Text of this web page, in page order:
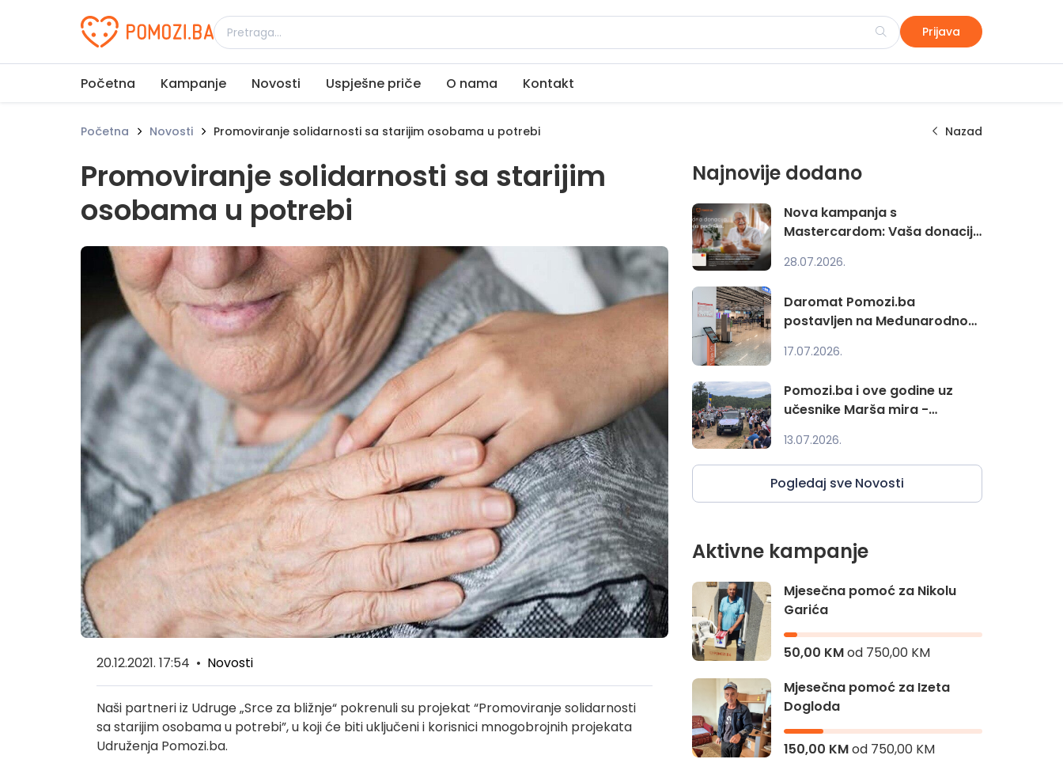
Udruženje Pomozi.ba Prijava
Početna Kampanje Novosti Uspješne priče O nama Kontakt
Početna Novosti Promoviranje solidarnosti sa starijim osobama u potrebi Nazad
Promoviranje solidarnosti sa starijim
osobama u potrebi
20.12.2021. 17:54 • Novosti
Naši partneri iz Udruge „Srce za bližnje“ pokrenuli su projekat “Promoviranje solidarnosti
sa starijim osobama u potrebi”, u koji će biti uključeni i korisnici mnogobrojnih projekata
Udruženja Pomozi.ba.
Najnovije dodano
Nova kampanja s
Mastercardom: Vaša donacija
28.07.2026.
Daromat Pomozi.ba
postavljen na Međunarodnom
17.07.2026.
Pomozi.ba i ove godine uz
učesnike Marša mira -
13.07.2026.
Pogledaj sve Novosti
Aktivne kampanje
Mjesečna pomoć za Nikolu
Garića
50,00 KMod 750,00 KM
Mjesečna pomoć za Izeta
Dogloda
150,00 KMod 750,00 KM